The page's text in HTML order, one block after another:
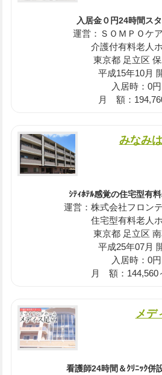
入居金０円24時間ス
運営：ＳＯＭＰＯケ
介護付有料老人
東京都 足立区
平成15年10月
入居時：0円
月 額：
みなみ
ｼﾃｨﾎﾃﾙ感覚の住宅型有
運営：株式会社フロン
住宅型有料老人
東京都 足立区
平成25年07月
入居時：0円
月 額：144,560
メデ
看護師24時間＆ｸﾘﾆｯｸ併